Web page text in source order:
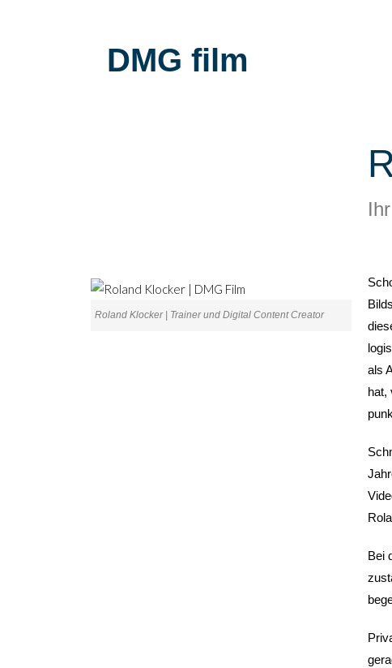
DMG film
Roland Klocker | Trainer und Digital Content Creator
als
hat,
Bei